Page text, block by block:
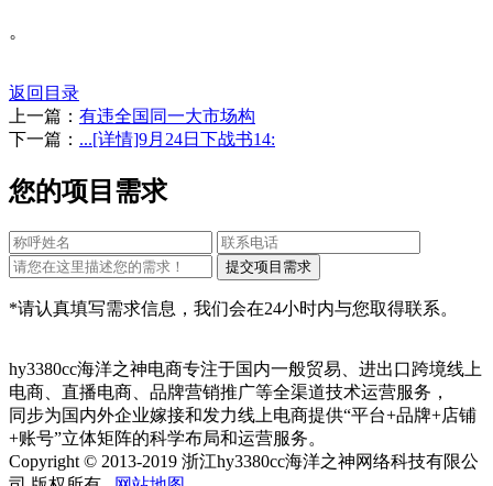
。
返回目录
上一篇： 有违全国同一大市场构
下一篇： ...[详情]9月24日下战书14:
您的项目需求
*请认真填写需求信息，我们会在24小时内与您取得联系。
hy3380cc海洋之神电商专注于国内一般贸易、进出口跨境线上
电商、直播电商、品牌营销推广等全渠道技术运营服务，
同步为国内外企业嫁接和发力线上电商提供“平台+品牌+店铺
+账号”立体矩阵的科学布局和运营服务。
Copyright © 2013-2019 浙江hy3380cc海洋之神网络科技有限公